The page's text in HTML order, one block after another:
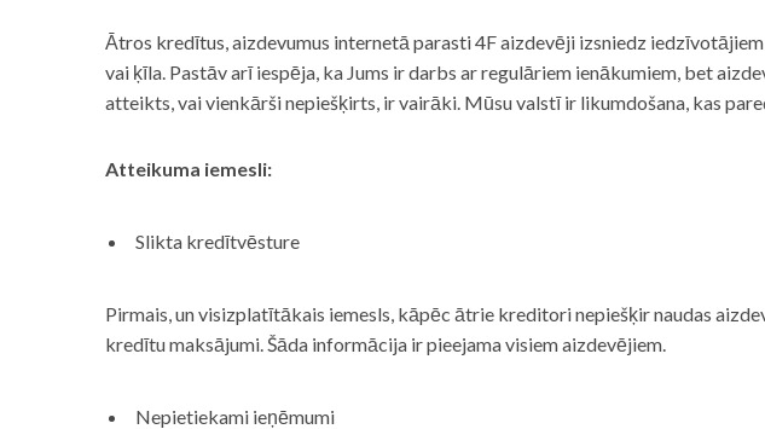
Ātros kredītus, aizdevumus internetā parasti 4F aizdevēji izsniedz
vai ķīla. Pastāv arī iespēja, ka Jums ir darbs ar regulāriem ienākumiem, bet
atteikts, vai vienkārši nepiešķirts, ir vairāki. Mūsu valstī ir likumdošana, kas
Atteikuma iemesli:
Slikta kredītvēsture
Pirmais, un visizplatītākais iemesls, kāpēc ātrie kreditori nepiešķir naudas
kredītu maksājumi. Šāda informācija ir pieejama visiem aizdevējiem.
Nepietiekami ieņēmumi